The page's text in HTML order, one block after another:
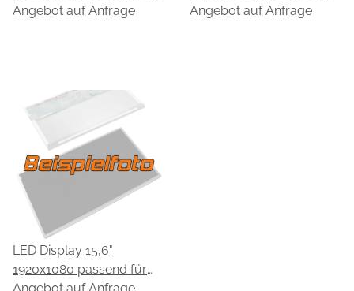
Display G156XW01-1000
Angebot auf Anfrage
ZX Display ZX-156-KW-
Angebot auf Anfrage
LED Display 15,6"
1920x1080 passend für